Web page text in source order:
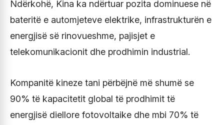
Ndërkohë, Kina ka ndërtuar pozita dominuese në
bateritë e automjeteve elektrike, infrastrukturën e
energjisë së rinovueshme, pajisjet e
telekomunikacionit dhe prodhimin industrial.
Kompanitë kineze tani përbëjnë më shumë se
90% të kapacitetit global të prodhimit të
energjisë diellore fotovoltaike dhe mbi 70% të